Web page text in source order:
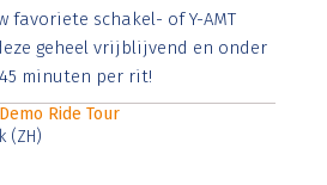
et justo cursus id rutrum lorem
vitae risus tristique posuere.
schakel- of Y-AMT
geheel vrijblijvend en onder
minuten per rit!
Ride Tour
(ZH)